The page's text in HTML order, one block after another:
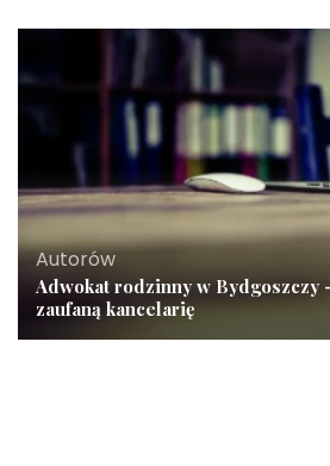
Autorów
Adwokat rodzinny w Bydgoszczy
zaufaną kancelarię